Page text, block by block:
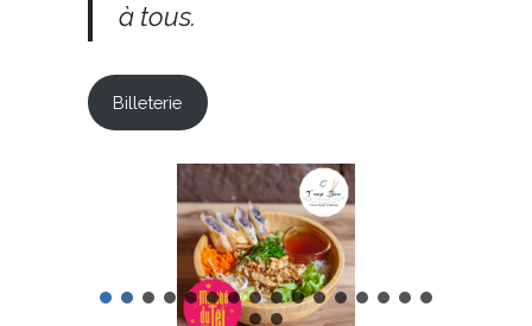
à tous.
Billeterie